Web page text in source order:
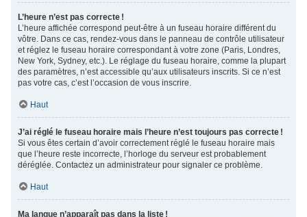
L’heure n’est pas correcte !
L’heure affichée correspond peut-être à un fuseau horaire différent du
vôtre. Dans ce cas, rendez-vous dans le panneau de contrôle utilisateur
et réglez le fuseau horaire correspondant à votre zone (Paris, Londres,
New York, Sydney, etc.). Le réglage du fuseau horaire, comme la plupart
des paramètres, n’est accessible qu’aux utilisateurs inscrits. Si ce n’est
pas votre cas, c’est l’occasion de vous inscrire.
Haut
J’ai réglé le fuseau horaire mais l’heure n’est toujours pas correcte !
Si vous êtes certain d’avoir correctement réglé le fuseau horaire mais
que l’heure reste incorrecte, l’horloge du serveur est probablement
déréglée. Contactez un administrateur pour signaler ce problème.
Haut
Ma langue n’apparaît pas dans la liste !